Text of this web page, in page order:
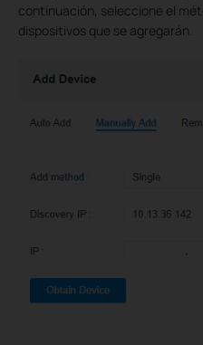
continuación, seleccione el
dispositivos que se agregarán.